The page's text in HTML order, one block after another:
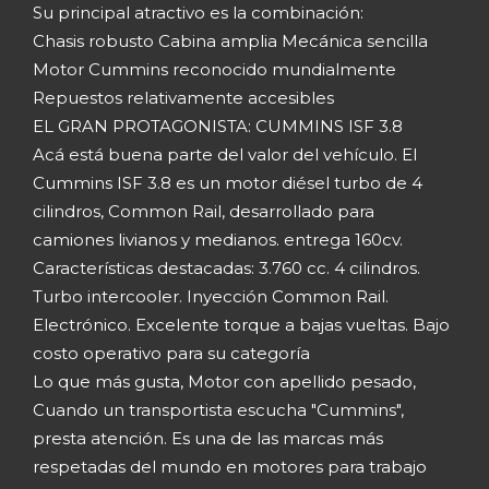
Su principal atractivo es la combinación:
Chasis robusto Cabina amplia Mecánica sencilla
Motor Cummins reconocido mundialmente
Repuestos relativamente accesibles
EL GRAN PROTAGONISTA: CUMMINS ISF 3.8
Acá está buena parte del valor del vehículo. El
Cummins ISF 3.8 es un motor diésel turbo de 4
cilindros, Common Rail, desarrollado para
camiones livianos y medianos. entrega 160cv.
Características destacadas: 3.760 cc. 4 cilindros.
Turbo intercooler. Inyección Common Rail.
Electrónico. Excelente torque a bajas vueltas. Bajo
costo operativo para su categoría
Lo que más gusta, Motor con apellido pesado,
Cuando un transportista escucha "Cummins",
presta atención. Es una de las marcas más
respetadas del mundo en motores para trabajo